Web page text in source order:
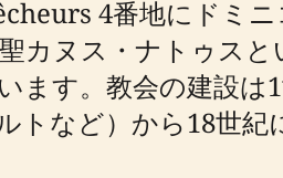
4番地にドミ
カヌス・ナトゥス
ます。教会の建設
トなど）から18世